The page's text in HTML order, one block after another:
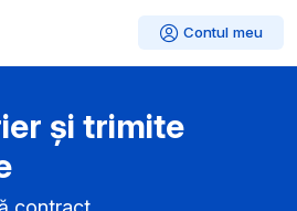
Contul meu
și trimite